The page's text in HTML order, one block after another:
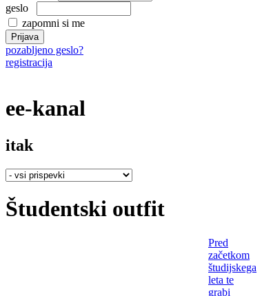
geslo
zapomni si me
pozabljeno geslo?
registracija
ee-kanal
itak
Študentski outfit
Pred
začetkom
študijskega
leta te
grabi